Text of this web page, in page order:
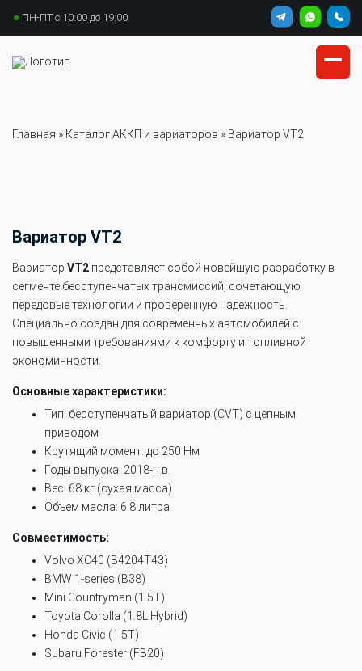
ПН-ПТ с 10:00 до 19:00
Главная » Каталог АККП и вариаторов » Вариатор VT2
Вариатор VT2
Вариатор VT2 представляет собой новейшую разработку в
сегменте бесступенчатых трансмиссий, сочетающую
передовые технологии и проверенную надежность.
Специально создан для современных автомобилей с
повышенными требованиями к комфорту и топливной
экономичности.
Основные характеристики:
Тип: бесступенчатый вариатор (CVT) с цепным
приводом
Крутящий момент: до 250 Нм
Годы выпуска: 2018-н.в.
Вес: 68 кг (сухая масса)
Объем масла: 6.8 литра
Совместимость:
Volvo XC40 (B4204T43)
BMW 1-series (B38)
Mini Countryman (1.5T)
Toyota Corolla (1.8L Hybrid)
Honda Civic (1.5T)
Subaru Forester (FB20)